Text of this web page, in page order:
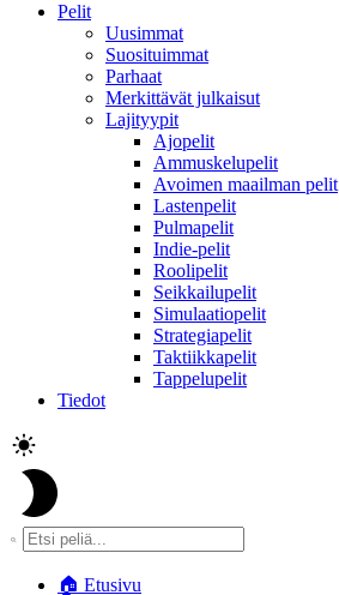
Pelit
Uusimmat
Suosituimmat
Parhaat
Merkittävät julkaisut
Lajityypit
Ajopelit
Ammuskelupelit
Avoimen maailman pelit
Lastenpelit
Pulmapelit
Indie-pelit
Roolipelit
Seikkailupelit
Simulaatiopelit
Strategiapelit
Taktiikkapelit
Tappelupelit
Tiedot
🏠 Etusivu